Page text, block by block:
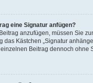
eine Signatur anfügen?
anzufügen, müssen Sie
das Kästchen „Signatur
Beitrag dennoch ohne